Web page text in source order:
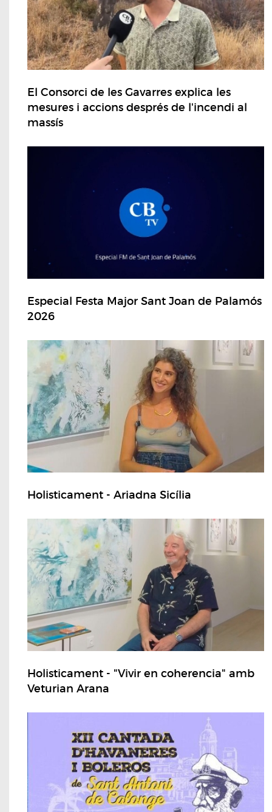
El Consorci de les Gavarres explica les
mesures i accions després de l'incendi al
massís
Especial Festa Major Sant Joan de Palamós
2026
Holisticament - Ariadna Sicília
Holisticament - "Vivir en coherencia" amb
Veturian Arana